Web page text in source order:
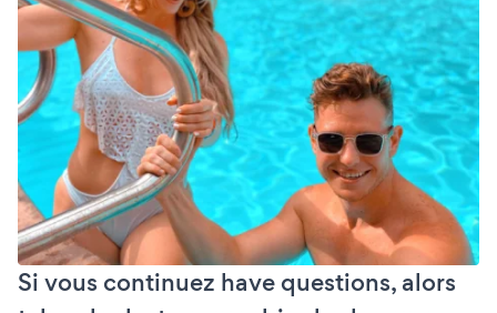
Si vous continuez have questions, alors